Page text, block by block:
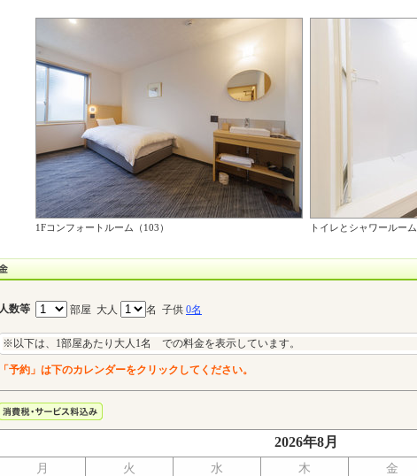
1Fコンフォートルーム（103） トイレとシャワールーム
人数等 部屋 大人 名 子供 0名
※以下は、1部屋あたり大人1名 での料金を表示しています。
「予約」は下のカレンダーをクリックしてください。
2026年8月
月 火 水 木 金